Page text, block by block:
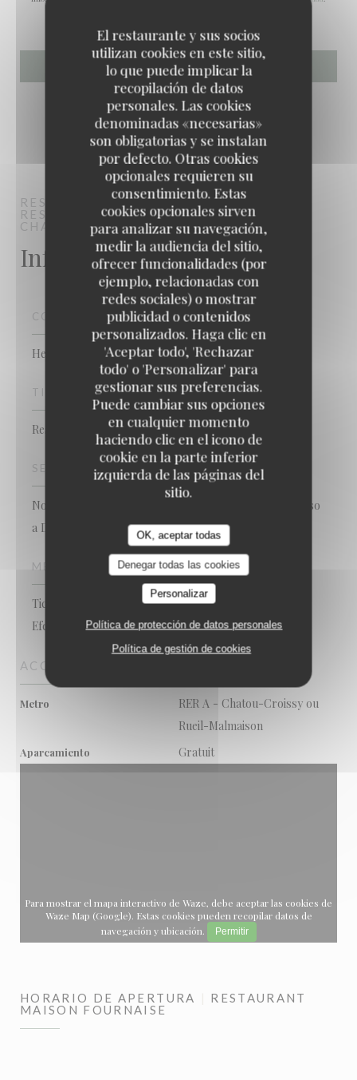
El restaurante y sus socios
utilizan cookies en este sitio,
lo que puede implicar la
recopilación de datos
personales. Las cookies
denominadas «necesarias»
son obligatorias y se instalan
por defecto. Otras cookies
opcionales requieren su
consentimiento. Estas
cookies opcionales sirven
para analizar su navegación,
medir la audiencia del sitio,
ofrecer funcionalidades (por
ejemplo, relacionadas con
redes sociales) o mostrar
publicidad o contenidos
personalizados. Haga clic en
'Aceptar todo', 'Rechazar
todo' o 'Personalizar' para
gestionar sus preferencias.
Puede cambiar sus opciones
en cualquier momento
haciendo clic en el icono de
cookie en la parte inferior
izquierda de las páginas del
sitio.
OK, aceptar todas
Denegar todas las cookies
Personalizar
Política de protección de datos personales
Política de gestión de cookies
RESTAURANT MAISON FOURNAISE
RESTAURANTE FRANCÉS TRADICIONAL
CHATOU
Información general
COCINA
Hecho en casa, productos frescos, tradicional
TIPO DE NEGOCIO
Restaurante francés tradicional
SERVICIOS
No se acceptan animales, Privatización, Terraza, Acceso
a Discapacitados, WiFi
MÉTODOS DE PAGO
Ticket Restaurant, Pago móvil, Contactless Payment,
Efectivo, Visa, Tarjeta de Crédito
ACCESO
Metro
RER A - Chatou-Croissy ou
Rueil-Malmaison
Aparcamiento Gratuit
Para mostrar el mapa interactivo de Waze, debe aceptar las cookies de
Waze Map (Google). Estas cookies pueden recopilar datos de
navegación y ubicación.
Permitir
HORARIO DE APERTURA
RESTAURANT
MAISON FOURNAISE
RESTAURANT MAISON FOURNAISE